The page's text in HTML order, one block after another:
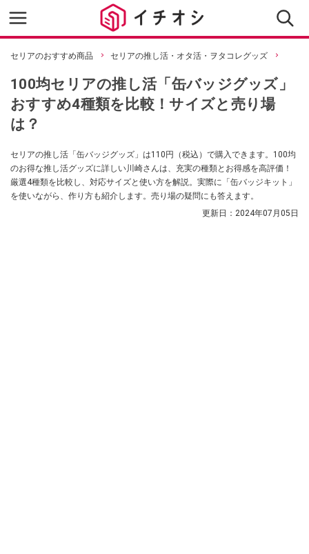
セリアのおすすめ商品 セリアの推し活・オタ活・ヲタコレグッズ
100均セリアの推し活「缶バッジグッズ」
おすすめ4種類を比較！サイズと売り場
は？
セリアの推し活「缶バッジグッズ」は110円（税込）で購入できます。100均
のお得な推し活グッズに詳しい川崎さんは、充実の種類とお得感を高評価！
厳選4種類を比較し、対応サイズと使い方を解説。実際に「缶バッジキット」
を使いながら、作り方も紹介します。売り場の疑問にも答えます。
更新日： 2024年07月05日